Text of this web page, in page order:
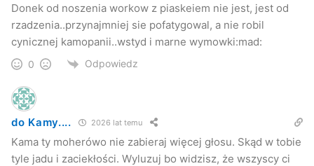
Donek od noszenia workow z piaskeiem nie jest, jest od
rzadzenia..przynajmniej sie pofatygowal, a nie robil
cynicznej kamopanii..wstyd i marne wymowki:mad:
0 Odpowiedz
do Kamy.... 2026 lat temu
Kama ty moherówo nie zabieraj więcej głosu. Skąd w tobie
tyle jadu i zaciekłości. Wyluzuj bo widzisz, że wszyscy ci